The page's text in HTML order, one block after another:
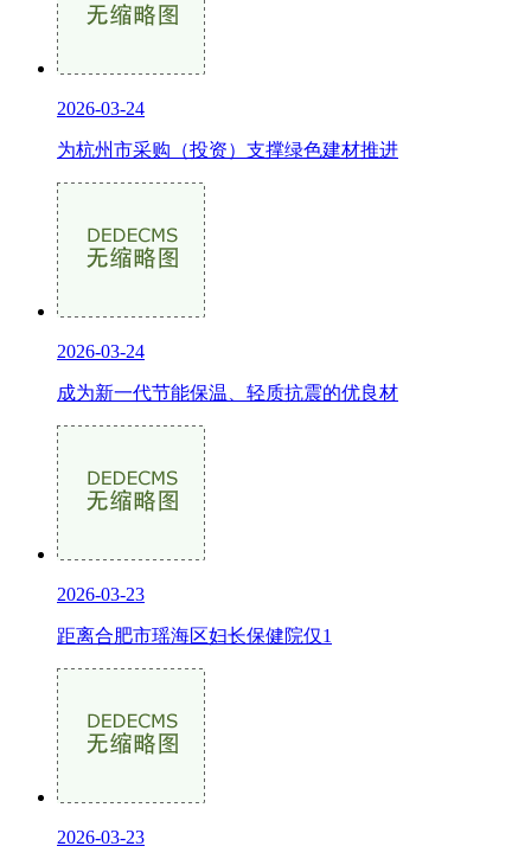
2026-03-24
为杭州市采购（投资）支撑绿色建材推进
2026-03-24
成为新一代节能保温、轻质抗震的优良材
2026-03-23
距离合肥市瑶海区妇长保健院仅1
2026-03-23